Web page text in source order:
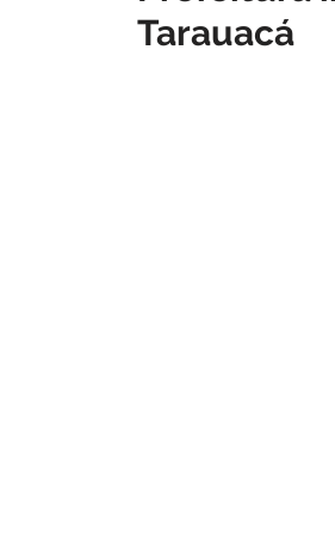
Infraestrutura Administração
Tarauacá